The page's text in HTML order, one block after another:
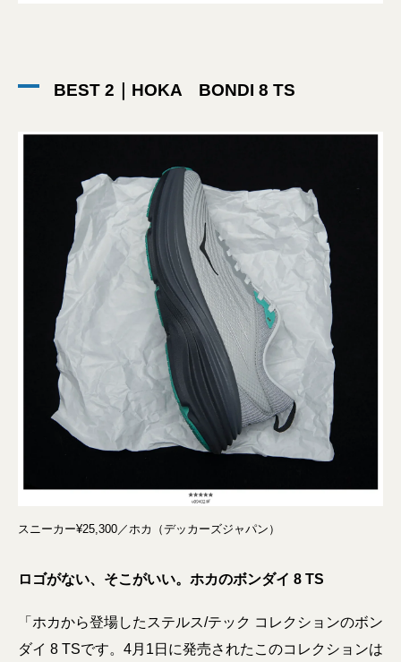
BEST 2｜HOKA BONDI 8 TS
スニーカー¥25,300／ホカ（デッカーズジャパン）
ロゴがない、そこがいい。ホカのボンダイ 8 TS
「ホカから登場したステルス/テック コレクションのボン
ダイ 8 TSです。4月1日に発売されたこのコレクションは